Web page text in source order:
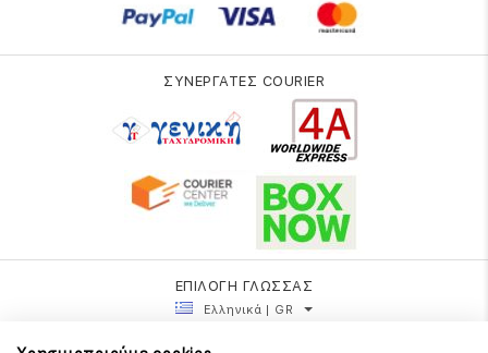
ΣΥΝΕΡΓΑΤΕΣ COURIER
ΕΠΙΛΟΓΗ ΓΛΩΣΣΑΣ
Ελληνικά | GR